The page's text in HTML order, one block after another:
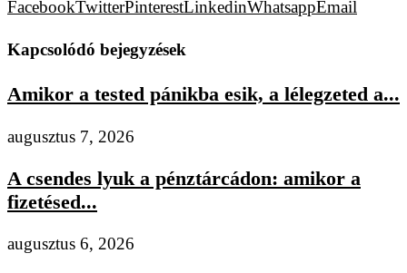
FacebookTwitterPinterestLinkedinWhatsappEmail
Kapcsolódó bejegyzések
Amikor a tested pánikba esik, a lélegzeted a...
augusztus 7, 2026
A csendes lyuk a pénztárcádon: amikor a
fizetésed...
augusztus 6, 2026